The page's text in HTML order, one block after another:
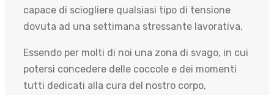
capace di sciogliere qualsiasi tipo di tensione
dovuta ad una settimana stressante lavorativa.
Essendo per molti di noi una zona di svago, in cui
potersi concedere delle coccole e dei momenti
tutti dedicati alla cura del nostro corpo,